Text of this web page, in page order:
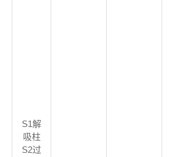
S1解
吸柱
S2过